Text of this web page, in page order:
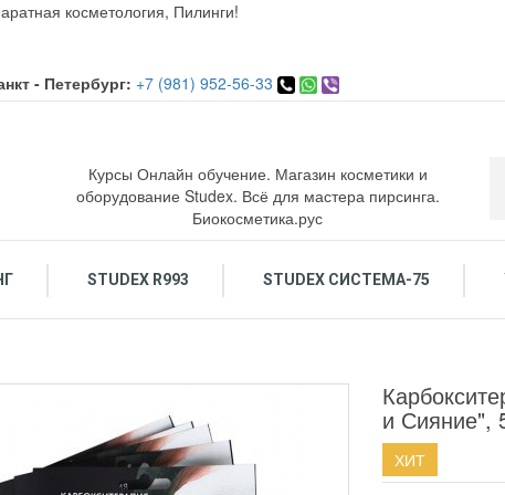
косметология, Пилинги!
- Петербург: +7 (981) 952-56-33
Курсы Онлайн обучение. Магазин косметики и
оборудование Studex. Всё для мастера пирсинга.
Биокосметика.рус
STUDEX R993 STUDEX СИСТЕМА-75
и Сияние",
ХИТ